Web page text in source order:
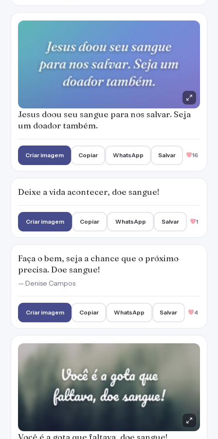
Jesus doou seu sangue para nos salvar. Seja
um doador também.
Criar imagem Copiar WhatsApp Salvar 16
Deixe a vida acontecer, doe sangue!
Criar imagem Copiar WhatsApp Salvar 1
Faça o bem, seja a chance que o próximo
precisa. Doe sangue!
— Denise Campos
Criar imagem Copiar WhatsApp Salvar 4
Você é a gota que faltava, doe sangue!